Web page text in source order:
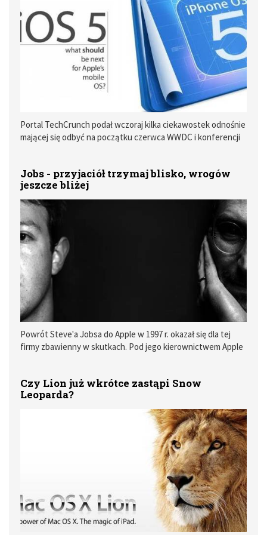
układu, który kontrolował napięcie w każdej komorze, przez
co zwiększała się jego żywotność.
Portal TechCrunch podał wczoraj kilka ciekawostek odnośnie
mającej się odbyć na początku czerwca WWDC i konferencji
WWDC nie zostanie zaprezentowana najnowsza generacja
iPhone’a.
Jobs - przyjaciół trzymaj blisko, wrogów
jeszcze bliżej
Powrót Steve'a Jobsa do Apple w 1997 r. okazał się dla tej
firmy zbawienny w skutkach. Pod jego kierownictwem Apple
Macbooków czy systemu Mac OS.
Czy Lion już wkrótce zastąpi Snow
Leoparda?